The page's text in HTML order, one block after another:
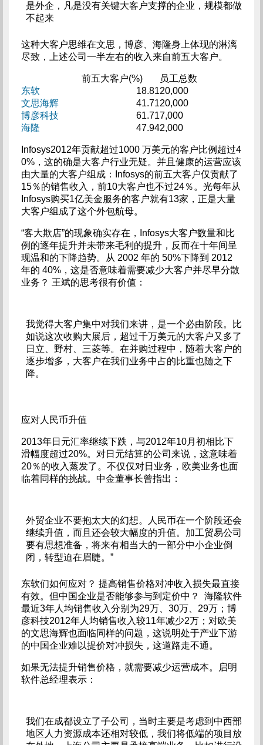
是外企，凡是没有关键大客户支撑的企业，规模都做
不起来
这种大客户思维在文思，博彦、海隆身上体现的淋漓
尽致，上述公司一半左右的收入来自前五大客户。
前五大客户(%)
员工总数
东软
18.8120,000
文思海辉
41.7120,000
博彦科技
61.717,000
海隆
47.942,000
Infosys2012年贡献超过1000 万美元的客户比例超过4
0%，这的确是大客户行业无疑。并且健康的运营应该
由大量的大客户组成：Infosys的前五大客户仅贡献了
15％的销售收入，前10大客户也不过24％。光每年从
Infosys购买1亿美金服务的客户就有13家，正是大量
大客户组成了这个外包航母。
“客大欺店”的现象确实存在，Infosys大客户数量和比
例的逐年提升并未带来毛利的提升，反而在十年间呈
现温和的下降趋势。从 2002 年的 50%下降到 2012
年的 40%，这是否意味着需要减少大客户并尽早分散
业务？ 王斌的思考很有价值：
我觉得大客户集中对我们来讲，是一个必由阶段。比
如说这次收购大展后，超过千万美元的大客户又多了
日立、野村、三菱等。在并购过程中，随着大客户的
逐步增多，大客户在我们业务中占的比重也随之下
降。
应对人民币升值
2013年日元汇率继续下跌，与2012年10月初相比下
滑幅度超过20%。对日元结算的公司来说，这意味着
20％的收入蒸发了。不仅仅对日业务，欧美业务也面
临着同样的挑战。中金董事长曾指出：
外贸企业不要抱太大的幻想。人民币在一个阶段还会
继续升值，而且还会较大幅度的升值。加工贸易公司
要有思想准备，将来有相当大的一部分中小企业倒
闭，转型迫在眉睫。”
东软们如何应对？ 提高销售价格对冲收入损失最直接
有效。但中国企业是否能够参与到定价中？ 海隆软件
最近3年人均销售收入分别为29万、30万、29万；博
彦科技2012年人均销售收入较11年减少2万；对欧美
的文思海辉也面临同样的问题，这说明处于产业下游
的中国企业难以提价对冲损失，这道路走不通。
如果无法提升销售价格，就需要减少运营成本。启明
软件总经理表示：
我们在成都设立了子公司，当时主要是考虑到中西部
地区人力资源成本还相对较低，我们将低端的项目放